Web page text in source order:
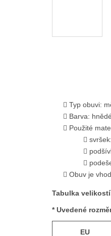
Typ obuvi:
Barva: hnědé
Použité
Obuv je
Tabulka
* Uvedené
EU